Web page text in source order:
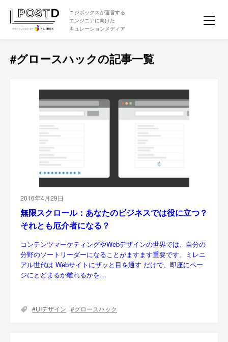
ニジボックスが運営する
エンジニアに向けた
キュレーションメディア
#グロースハックの記事一覧
2016年4月29日
無限スクロール：あなたのビジネスでは役に立つ？
それとも厄介者になる？
コンテンツマーケティングやWebデザインの世界では、自分の
分野のソートリーダーになることがますます重要です。ミレニ
アル世代は Webサイトにザッと目を通す だけで、即座にペー
ジにとどまるか離れるかを…
UIデザイン グロースハック